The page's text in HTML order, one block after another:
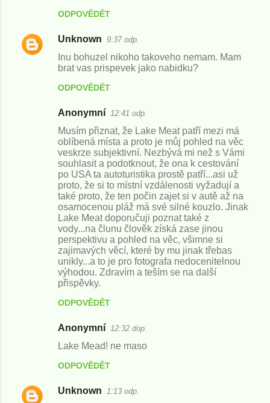
ODPOVĚDĚT
Unknown 9:37 odp.
Inu bohuzel nikoho takoveho nemam. Mam
brat vas prispevek jako nabidku?
ODPOVĚDĚT
Anonymní 12:41 odp.
Musím přiznat, že Lake Meat patří mezi má
oblíbená místa a proto je můj pohled na věc
veskrze subjektivní. Nezbývá mi než s Vámi
souhlasit a podotknout, že ona k cestování
po USA ta autoturistika prostě patří...asi už
proto, že si to místní vzdálenosti vyžadují a
také proto, že ten počin zajet si v autě až na
osamocenou pláž má své silné kouzlo. Jinak
Lake Meat doporučuji poznat také z
vody...na člunu člověk získá zase jinou
perspektivu a pohled na věc, všimne si
zajimavých věcí, které by mu jinak třebas
unikly...a to je pro fotografa nedocenitelnou
výhodou. Zdravím a teším se na další
přispěvky.
ODPOVĚDĚT
Anonymní 12:32 dop.
Lake Mead! ne maso
ODPOVĚDĚT
Unknown 1:13 odp.